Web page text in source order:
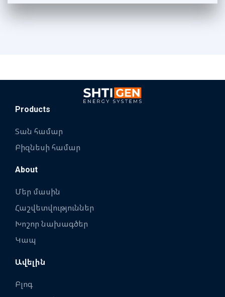
Products
Տան համար
Բիզնեսի համար
About
Մեր մասին
Հաշվետվություններ
Խոշոր նախագծեր
Կապ
Ավելին
Բլոգ